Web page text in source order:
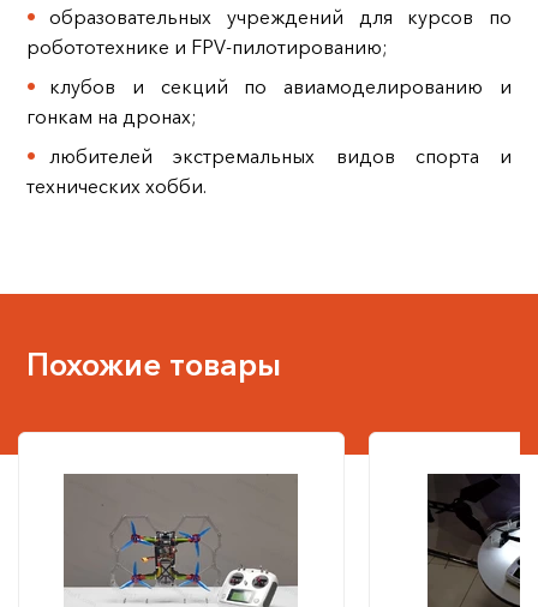
образовательных учреждений для курсов по
робототехнике и FPV‑пилотированию;
клубов и секций по авиамоделированию и
гонкам на дронах;
любителей экстремальных видов спорта и
технических хобби.
Похожие товары